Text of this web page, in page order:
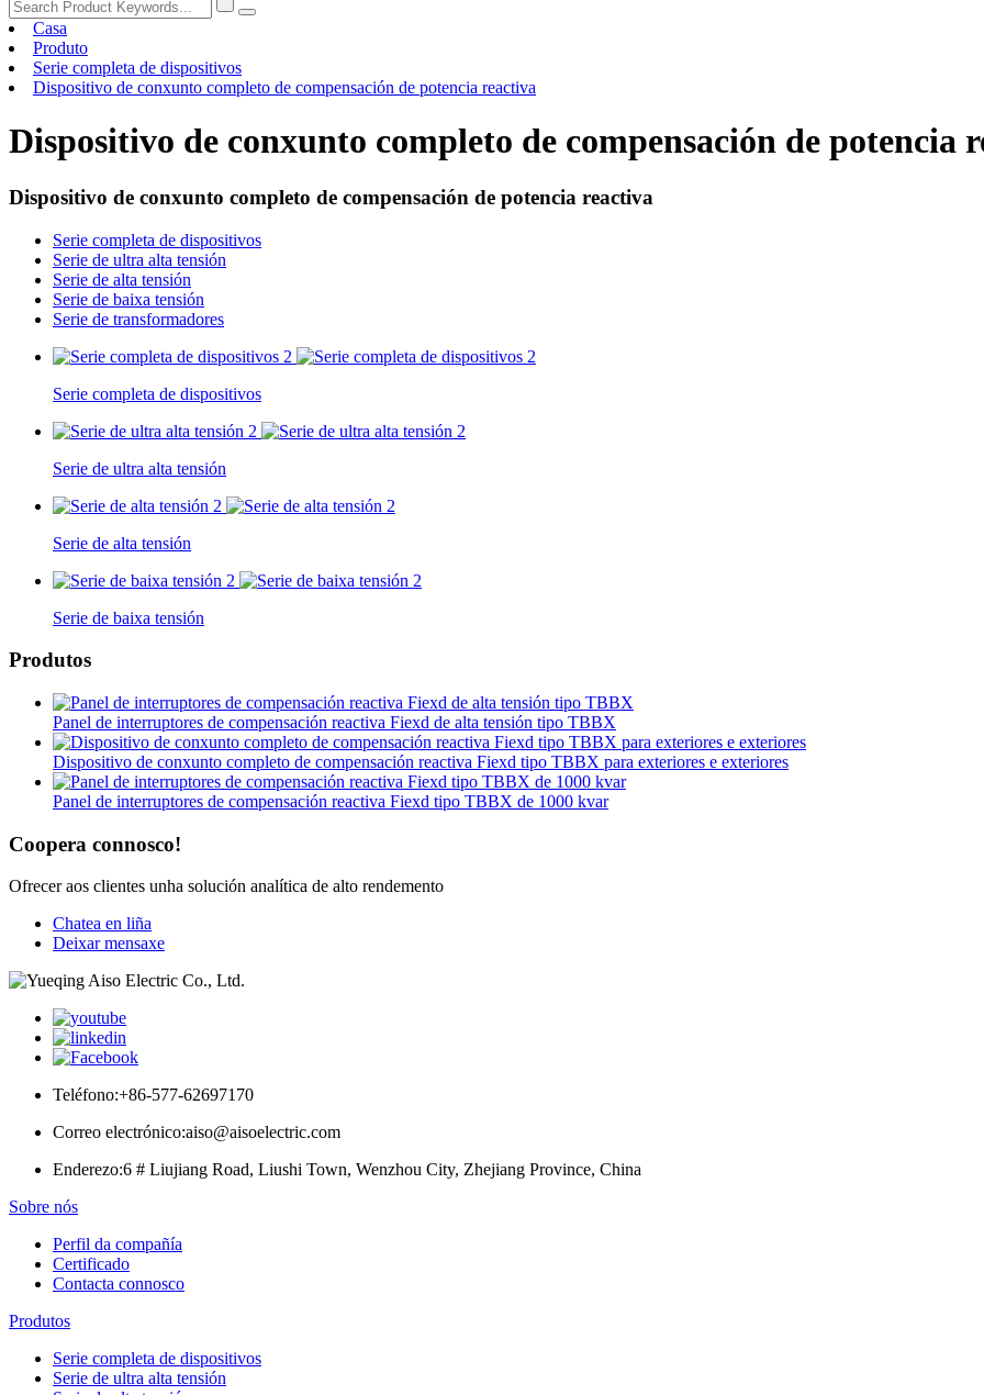
Casa
Produto
Serie completa de dispositivos
Dispositivo de conxunto completo de compensación de potencia reactiva
Dispositivo de conxunto completo de compensación de potencia
Dispositivo de conxunto completo de compensación de potencia reactiva
Serie completa de dispositivos
Serie de ultra alta tensión
Serie de alta tensión
Serie de baixa tensión
Serie de transformadores
Serie completa de dispositivos
Serie de ultra alta tensión
Serie de alta tensión
Serie de baixa tensión
Produtos
Panel de interruptores de compensación reactiva Fiexd de alta tensión tipo TBBX
Dispositivo de conxunto completo de compensación reactiva Fiexd tipo TBBX para exteriores e exteriores
Panel de interruptores de compensación reactiva Fiexd tipo TBBX de 1000 kvar
Coopera connosco!
Ofrecer aos clientes unha solución analítica de alto rendemento
Chatea en liña
Deixar mensaxe
Teléfono:+86-577-62697170
Correo electrónico:aiso@aisoelectric.com
Enderezo:6 # Liujiang Road, Liushi Town, Wenzhou City, Zhejiang Province, China
Sobre nós
Perfil da compañía
Certificado
Contacta connosco
Produtos
Serie completa de dispositivos
Serie de ultra alta tensión